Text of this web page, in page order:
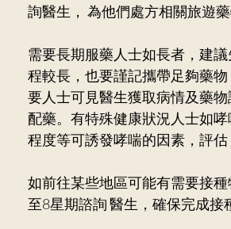
詢醫生， 為他們處方相關
需要長期服藥人士如長者，建
程較長，也要謹記攜帶足夠藥
要人士可見醫生獲取病情及藥
配藥。有特殊健康狀況人士如
程度等可誘發哮喘的因素，評估
如前往某些地區可能有需要接
至8星期諮詢 醫生，確保完成接